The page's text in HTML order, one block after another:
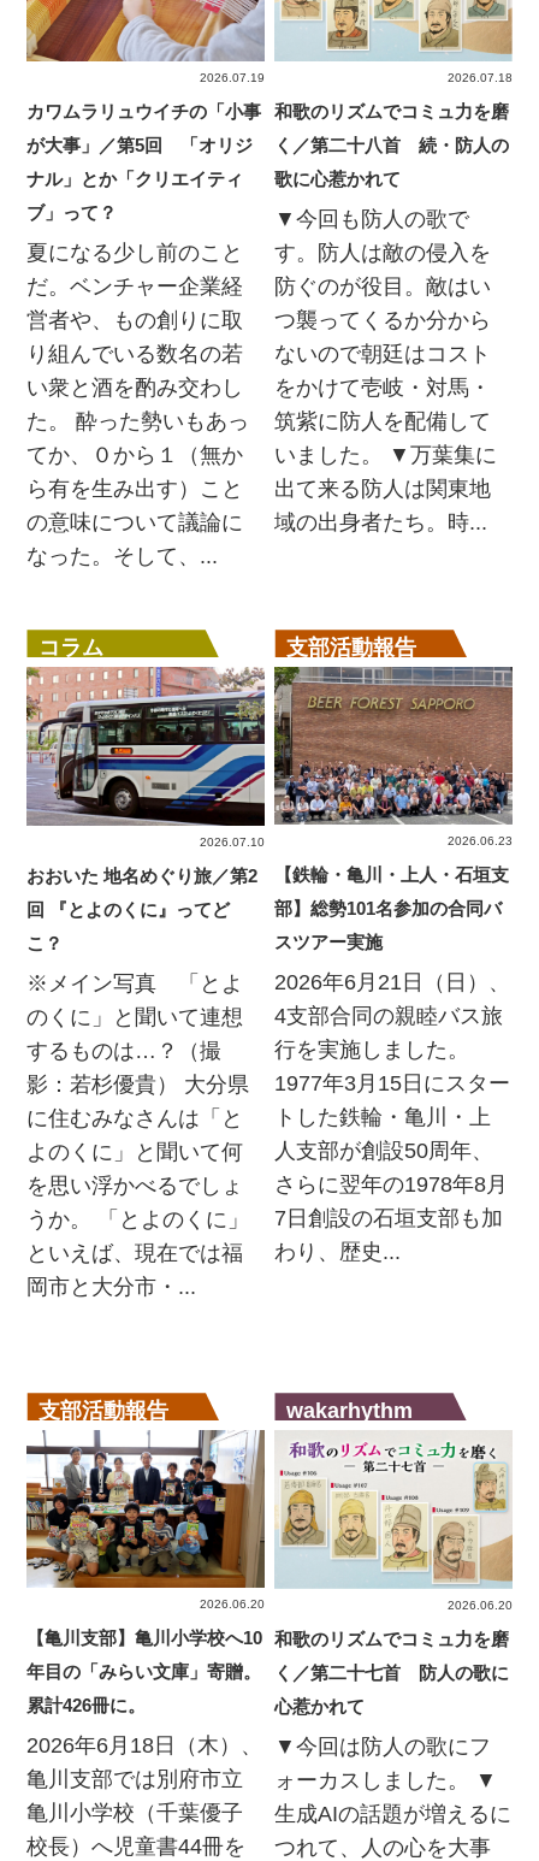
2026.07.19
カワムラリュウイチの「小事
が大事」／第5回 「オリジ
ナル」とか「クリエイティ
ブ」って？
夏になる少し前のこと
だ。ベンチャー企業経
営者や、もの創りに取
り組んでいる数名の若
い衆と酒を酌み交わし
た。 酔った勢いもあっ
てか、０から１（無か
ら有を生み出す）こと
の意味について議論に
なった。そして、...
2026.07.18
和歌のリズムでコミュ力を磨
く／第二十八首 続・防人の
歌に心惹かれて
▼今回も防人の歌で
す。防人は敵の侵入を
防ぐのが役目。敵はい
つ襲ってくるか分から
ないので朝廷はコスト
をかけて壱岐・対馬・
筑紫に防人を配備して
いました。 ▼万葉集に
出て来る防人は関東地
域の出身者たち。時...
コラム
2026.07.10
おおいた 地名めぐり旅／第2
回 『とよのくに』ってど
こ？
※メイン写真 「とよ
のくに」と聞いて連想
するものは…？（撮
影：若杉優貴） 大分県
に住むみなさんは「と
よのくに」と聞いて何
を思い浮かべるでしょ
うか。 「とよのくに」
といえば、現在では福
岡市と大分市・...
支部活動報告
2026.06.23
【鉄輪・亀川・上人・石垣支
部】総勢101名参加の合同バ
スツアー実施
2026年6月21日（日）、
4支部合同の親睦バス旅
行を実施しました。
1977年3月15日にスター
トした鉄輪・亀川・上
人支部が創設50周年、
さらに翌年の1978年8月
7日創設の石垣支部も加
わり、歴史...
支部活動報告
2026.06.20
【亀川支部】亀川小学校へ10
年目の「みらい文庫」寄贈。
累計426冊に。
2026年6月18日（木）、
亀川支部では別府市立
亀川小学校（千葉優子
校長）へ児童書44冊を
wakarhythm
2026.06.20
和歌のリズムでコミュ力を磨
く／第二十七首 防人の歌に
心惹かれて
▼今回は防人の歌にフ
ォーカスしました。 ▼
生成AIの話題が増えるに
つれて、人の心を大事